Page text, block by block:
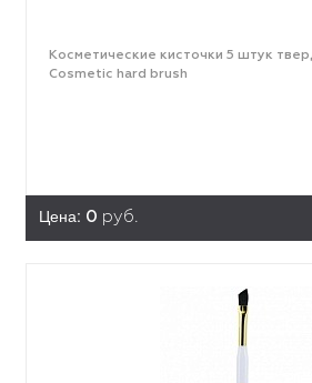
Косметические кисточки 5 штук
Cosmetic hard brush
Цена: 0 руб.